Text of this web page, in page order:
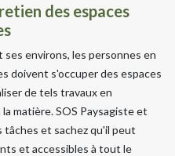
des espaces
ses environs, les personnes en
doivent s'occuper des espaces
de tels travaux en
matière. SOS Paysagiste et
tâches et sachez qu'il peut
et accessibles à tout le